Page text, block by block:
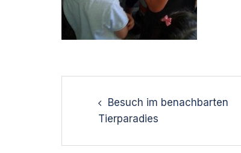
navigationBesuch im benachbarten
Tierparadies